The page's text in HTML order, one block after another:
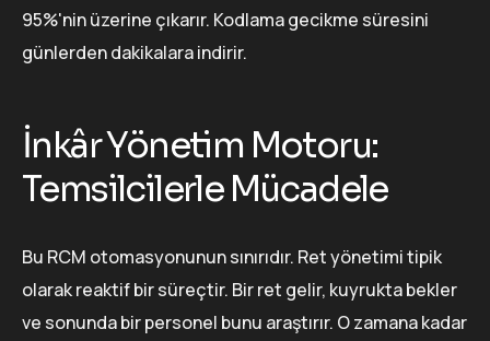
95%'nin üzerine çıkarır. Kodlama gecikme süresini
günlerden dakikalara indirir.
İnkâr Yönetim Motoru:
Temsilcilerle Mücadele
Bu RCM otomasyonunun sınırıdır. Ret yönetimi tipik
olarak reaktif bir süreçtir. Bir ret gelir, kuyrukta bekler
ve sonunda bir personel bunu araştırır. O zamana kadar